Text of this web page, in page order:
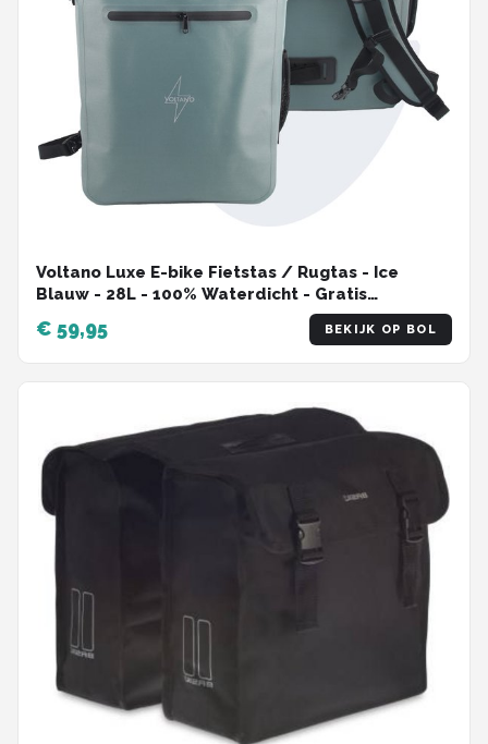
Voltano Luxe E-bike Fietstas / Rugtas - Ice
Blauw - 28L - 100% Waterdicht - Gratis
Schouderband - Met Groot Laptop Vak
€ 59,95 BEKIJK OP BOL